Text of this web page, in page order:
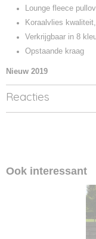
Lounge fleece
Koraalvlies
Verkrijgbaar in 8
Opstaande kraag
Nieuw 2019
Reacties
Ook interessant